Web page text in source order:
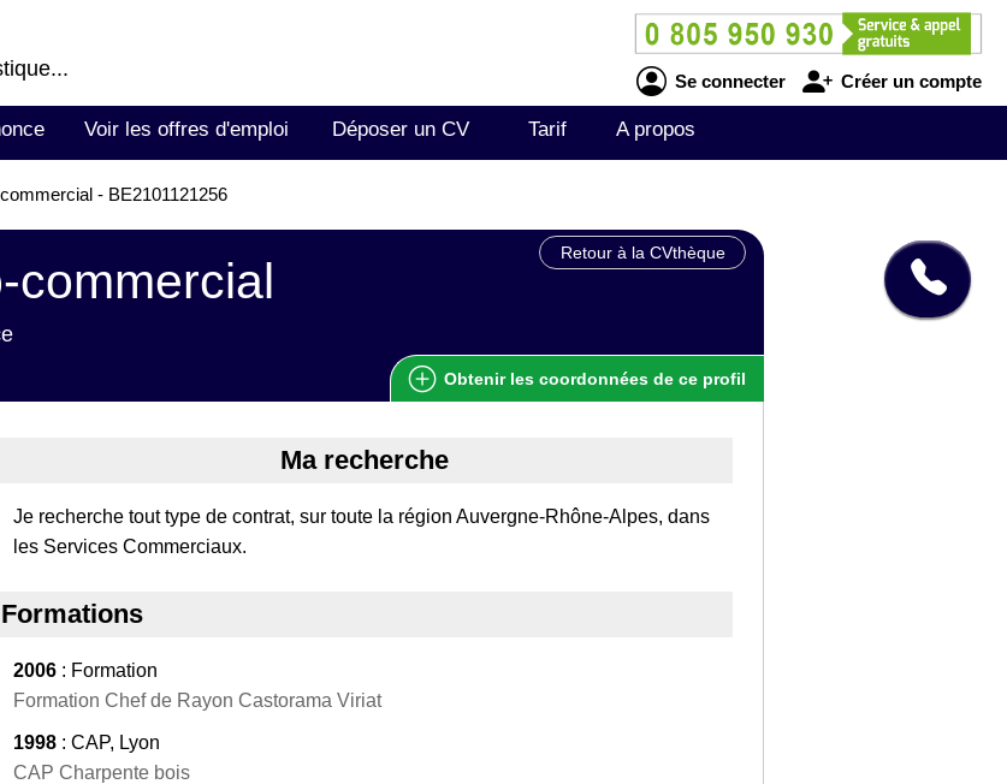
Se connecter Créer un compte
Voir les offres d'emploi Déposer un CV Tarif A propos
- BE2101121256
Retour à la CVthèque
commercial
Obtenir les coordonnées de ce profil
Ma recherche
Je recherche tout type de contrat, sur toute la région Auvergne-Rhône-Alpes, dans
les Services Commerciaux.
Formations
2006 : Formation
Formation Chef de Rayon Castorama Viriat
1998 : CAP, Lyon
CAP Charpente bois